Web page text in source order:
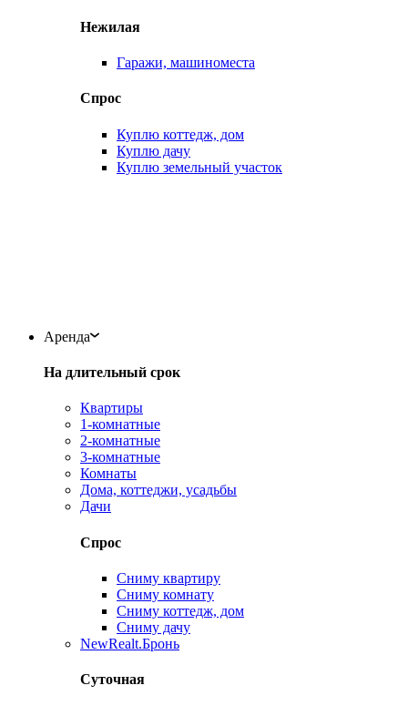
Нежилая
Гаражи, машиноместа
Спрос
Куплю коттедж, дом
Куплю дачу
Куплю земельный участок
Аренда
На длительный срок
Квартиры
1-комнатные
2-комнатные
3-комнатные
Комнаты
Дома, коттеджи, усадьбы
Дачи
Спрос
Сниму квартиру
Сниму комнату
Сниму коттедж, дом
Сниму дачу
NewRealt.Бронь
Суточная